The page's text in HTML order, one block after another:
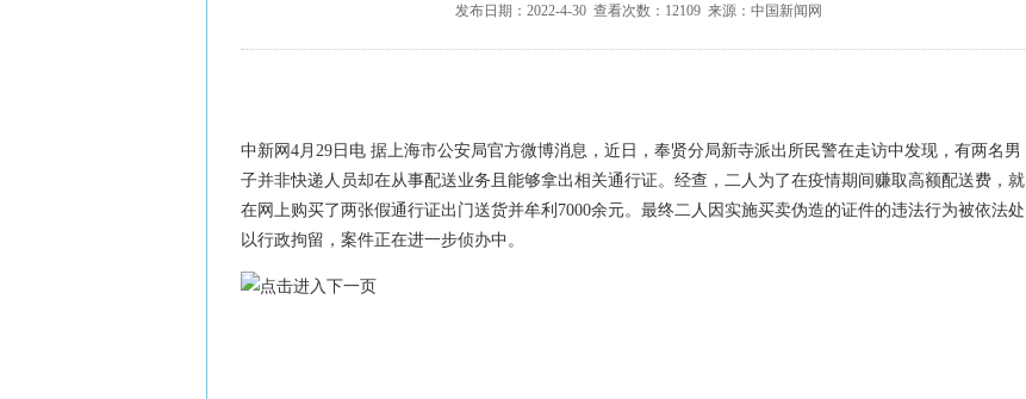
发布日期：2022-4-30 查看次数：12109 来源：中国新闻网
中新网 4月29日电 据上海市公安局官方微博消息，近日，奉贤分局新寺派出所民警在走访中发现，有两名男
子并非快递人员却在从事配送业务且能够拿出相关通行证。经查，二人为了在疫情期间赚取高额配送费，就
在网上购买了两张假通行证出门送货并牟利7000余元。最终二人因实施买卖伪造的证件的违法行为被依法处
以行政拘留，案件正在进一步侦办中。